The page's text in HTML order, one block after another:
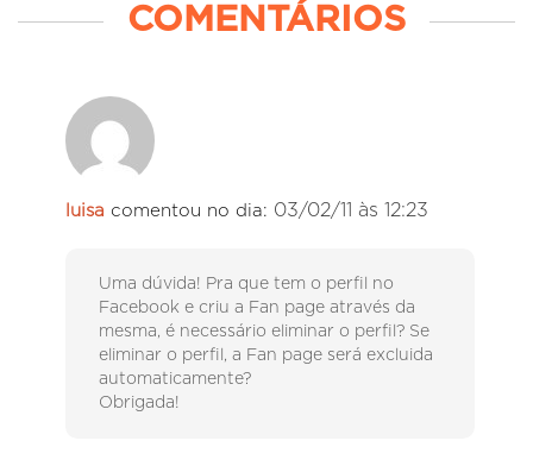
COMENTÁRIOS
luisa comentou no dia: 03/02/11 às 12:23
Uma dúvida! Pra que tem o perfil no
Facebook e criu a Fan page através da
mesma, é necessário eliminar o perfil? Se
eliminar o perfil, a Fan page será excluida
automaticamente?
Obrigada!